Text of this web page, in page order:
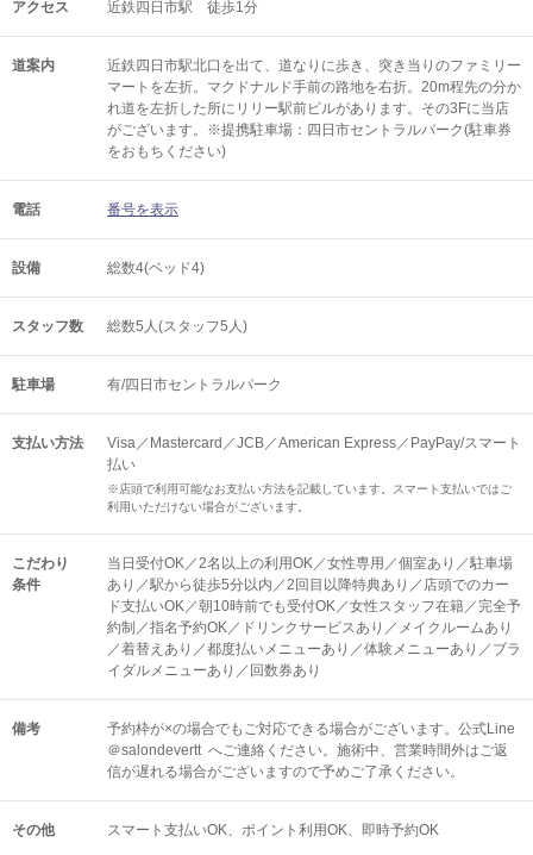
アクセス 近鉄四日市駅 徒歩1分
道案内
近鉄四日市駅北口を出て、道なりに歩き、突き当りのファミリー
マートを左折。マクドナルド手前の路地を右折。20m程先の分か
れ道を左折した所にリリー駅前ビルがあります。その3Fに当店
がございます。※提携駐車場：四日市セントラルパーク(駐車券
をおもちください)
電話 番号を表示
設備 総数4(ベッド4)
スタッフ数 総数5人(スタッフ5人)
駐車場 有/四日市セントラルパーク
支払い方法
Visa／Mastercard／JCB／American Express／PayPay/スマート
払い
※店頭で利用可能なお支払い方法を記載しています。スマート支払いではご
利用いただけない場合がございます。
こだわり
条件
当日受付OK／2名以上の利用OK／女性専用／個室あり／駐車場
あり／駅から徒歩5分以内／2回目以降特典あり／店頭でのカー
ド支払いOK／朝10時前でも受付OK／女性スタッフ在籍／完全予
約制／指名予約OK／ドリンクサービスあり／メイクルームあり
／着替えあり／都度払いメニューあり／体験メニューあり／ブラ
イダルメニューあり／回数券あり
備考
予約枠が×の場合でもご対応できる場合がございます。公式Line
＠salondevertt へご連絡ください。施術中、営業時間外はご返
信が遅れる場合がございますので予めご了承ください。
その他 スマート支払いOK ポイント利用OK 即時予約OK